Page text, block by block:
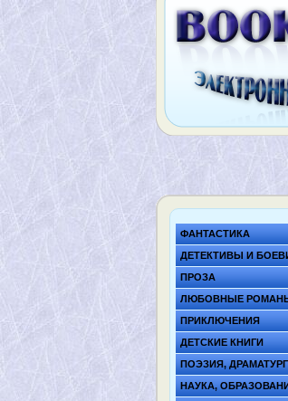
ФАНТАСТИКА
ДЕТЕКТИВЫ И
ПРОЗА
ЛЮБОВНЫЕ
ПРИКЛЮЧЕНИЯ
ДЕТСКИЕ КНИГИ
ПОЭЗИЯ,
НАУКА,